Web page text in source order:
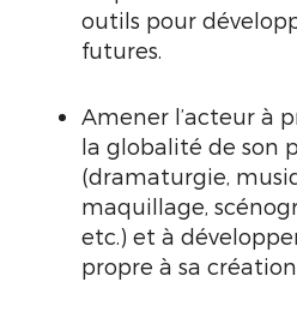
outils pour
futures.
Amener l’acteur à
la globalité de son
(dramaturgie,
maquillage,
etc.) et à
propre à sa création.